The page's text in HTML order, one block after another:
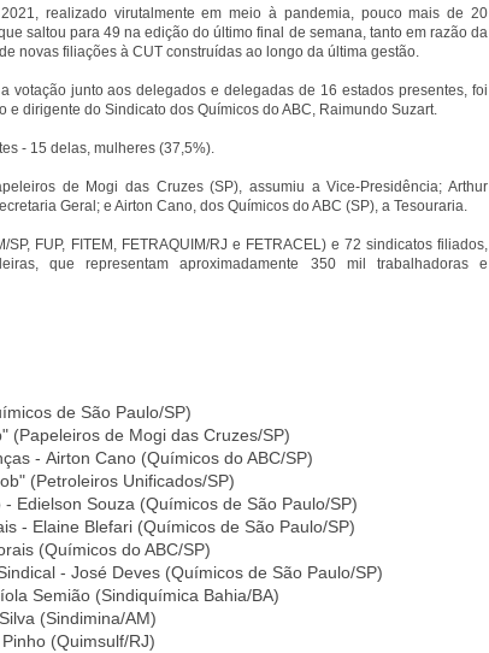
realizado virutalmente em meio à pandemia, pouco mais de 20
saltou para 49 na edição do último final de semana, tanto em razão da
novas filiações à CUT construídas ao longo da última gestão.
votação junto aos delegados e delegadas de 16 estados presentes, foi
dirigente do Sindicato dos Químicos do ABC, Raimundo Suzart.
- 15 delas, mulheres (37,5%).
de Mogi das Cruzes (SP), assumiu a Vice-Presidência; Arthur
Geral; e Airton Cano, dos Químicos do ABC (SP), a Tesouraria.
SP, FUP, FITEM, FETRAQUIM/RJ e FETRACEL) e 72 sindicatos filiados,
que representam aproximadamente 350 mil trabalhadoras e
de São Paulo/SP)
(Papeleiros de Mogi das Cruzes/SP)
- Airton Cano (Químicos do ABC/SP)
(Petroleiros Unificados/SP)
Edielson Souza (Químicos de São Paulo/SP)
- Elaine Blefari (Químicos de São Paulo/SP)
(Químicos do ABC/SP)
- José Deves (Químicos de São Paulo/SP)
Semião (Sindiquímica Bahia/BA)
(Sindimina/AM)
(Quimsulf/RJ)